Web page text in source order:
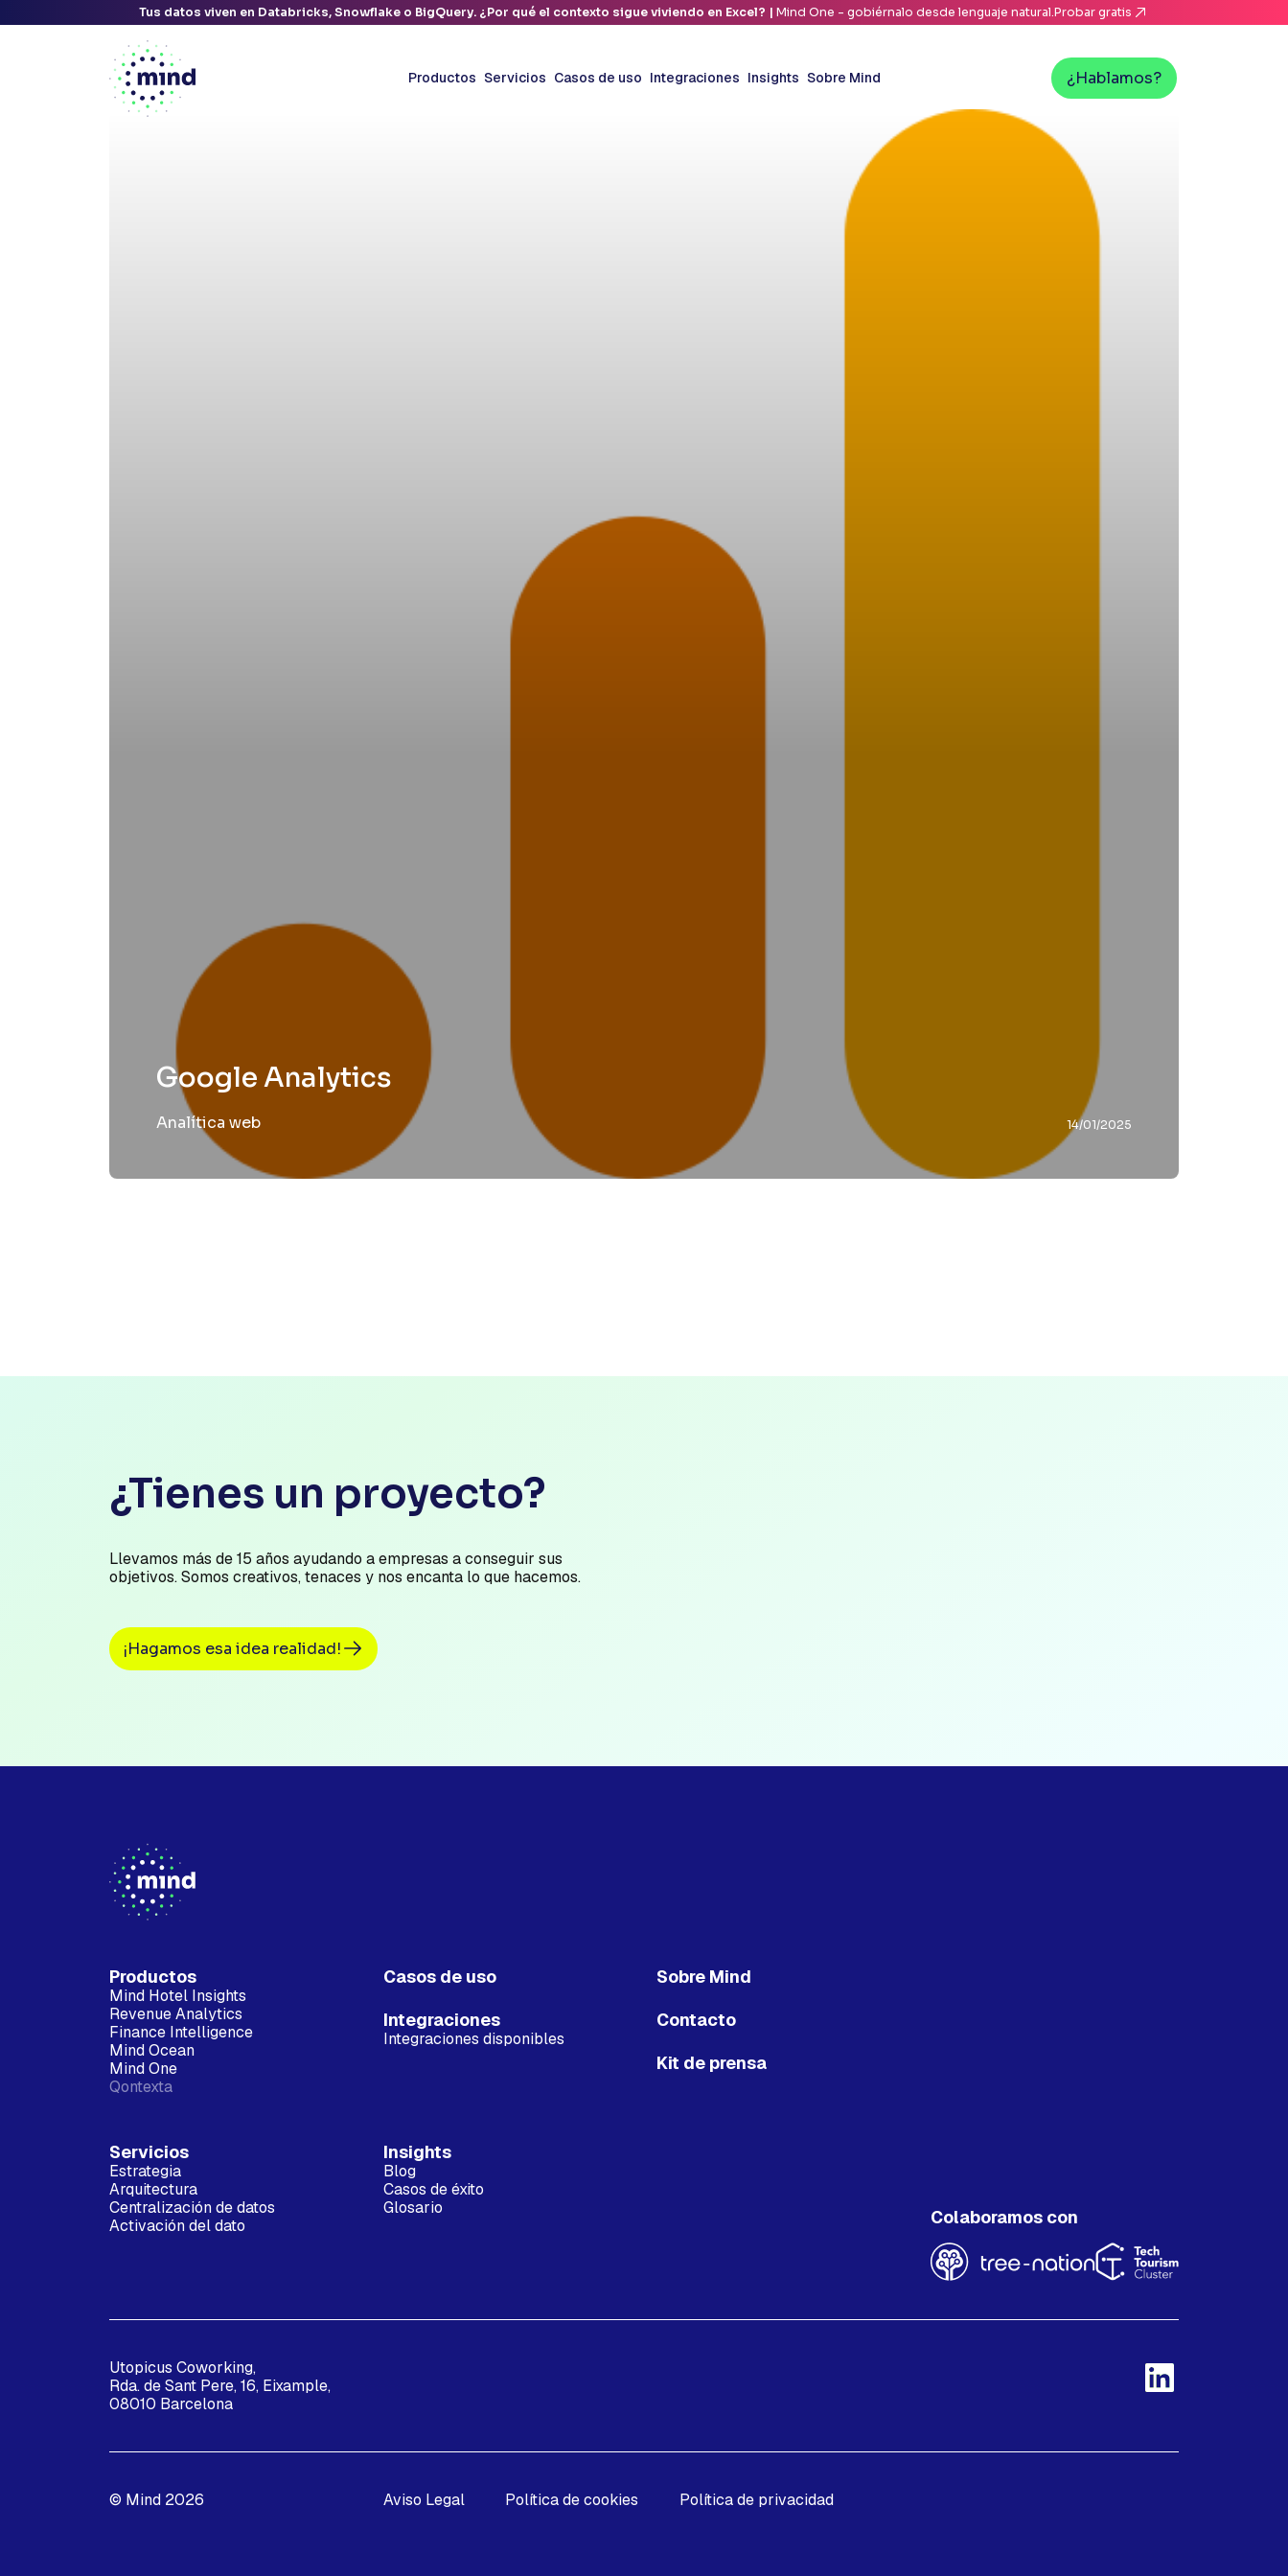
Tus datos viven en Databricks, Snowflake o BigQuery. ¿Por qué el contexto sigue viviendo en Excel? |Mind One - gobiérnalo desde lenguaje natural.Probar gratis
Productos Servicios Casos de uso Integraciones Insights Sobre Mind ¿Hablamos?
Google Analytics
Analítica web 14/01/2025
¿Tienes un proyecto?
Llevamos más de 15 años ayudando a empresas a conseguir sus
objetivos. Somos creativos, tenaces y nos encanta lo que hacemos.
¡Hagamos esa idea realidad!
Productos
Mind Hotel Insights
Revenue Analytics
Finance Intelligence
Mind Ocean
Mind One
Qontexta
Servicios
Estrategia
Arquitectura
Centralización de datos
Activación del dato
Casos de uso
Integraciones
Integraciones disponibles
Insights
Blog
Casos de éxito
Glosario
Sobre Mind
Contacto
Kit de prensa
Colaboramos con
Utopicus Coworking,
Rda. de Sant Pere, 16, Eixample,
08010 Barcelona
© Mind 2026 Aviso Legal Política de cookies Política de privacidad